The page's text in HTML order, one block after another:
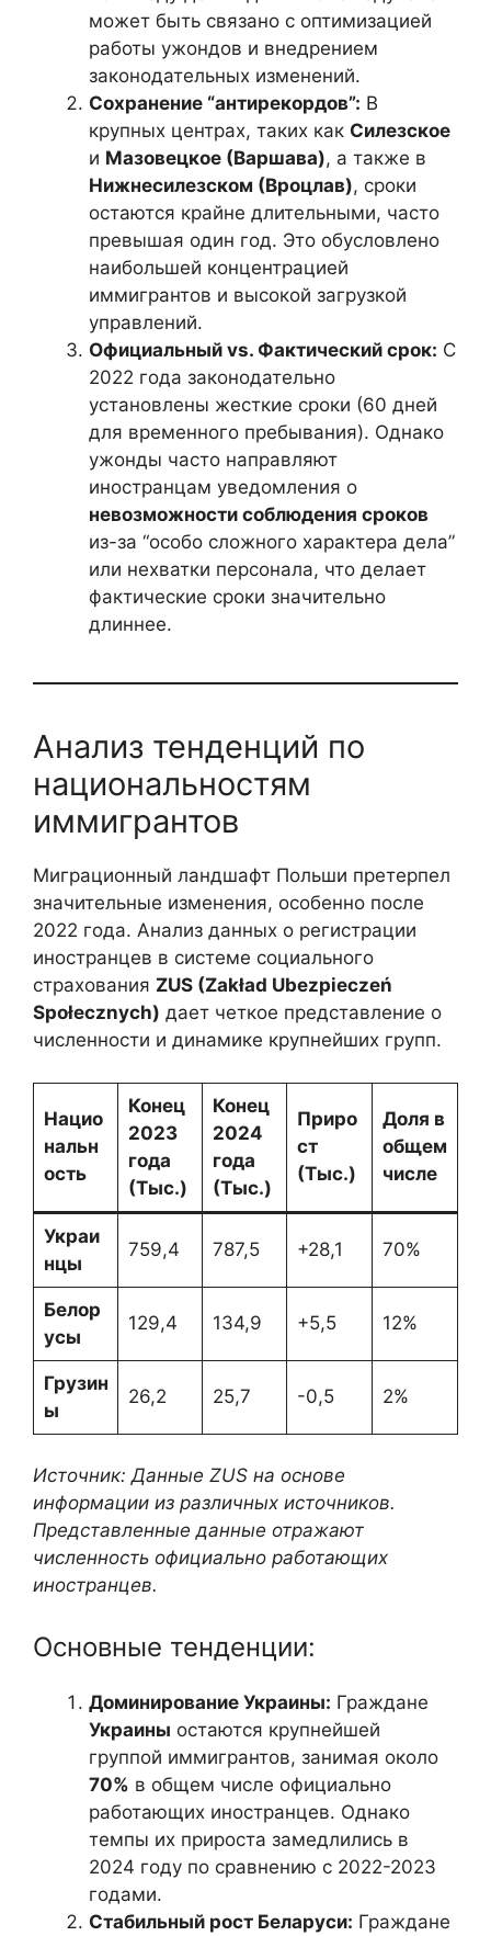
может быть связано с оптимизацией
работы ужондов и внедрением
законодательных изменений.
Сохранение “антирекордов”: В
крупных центрах, таких как Силезское
и Мазовецкое (Варшава), а также в
Нижнесилезском (Вроцлав), сроки
остаются крайне длительными, часто
превышая один год. Это обусловлено
наибольшей концентрацией
иммигрантов и высокой загрузкой
управлений.
Официальный vs. Фактический срок: С
2022 года законодательно
установлены жесткие сроки (60 дней
для временного пребывания). Однако
ужонды часто направляют
иностранцам уведомления о
невозможности соблюдения сроков
из-за “особо сложного характера дела”
или нехватки персонала, что делает
фактические сроки значительно
длиннее.
Анализ тенденций по
национальностям
иммигрантов
Миграционный ландшафт Польши претерпел
значительные изменения, особенно после
2022 года. Анализ данных о регистрации
иностранцев в системе социального
страхования ZUS (Zakład Ubezpieczeń
Społecznych) дает четкое представление о
численности и динамике крупнейших групп.
Нацио
нальн
ость
Конец
2023
года
(Тыс.)
Конец
2024
года
(Тыс.)
Приро
ст
(Тыс.)
Доля в
общем
числе
Украи
нцы
759,4 787,5 +28,1 70%
Белор
усы
129,4 134,9 +5,5 12%
Грузин
ы
26,2 25,7 -0,5 2%
Источник: Данные ZUS на основе
информации из различных источников.
Представленные данные отражают
численность официально работающих
иностранцев.
Основные тенденции:
Доминирование Украины: Граждане
Украины остаются крупнейшей
группой иммигрантов, занимая около
70% в общем числе официально
работающих иностранцев. Однако
темпы их прироста замедлились в
2024 году по сравнению с 2022-2023
годами.
Стабильный рост Беларуси: Граждане